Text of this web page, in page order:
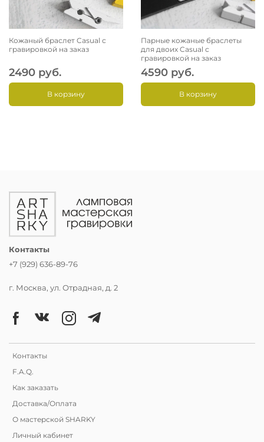
Кожаный браслет Casual с
гравировкой на заказ
2490 руб.
В корзину
Парные кожаные браслеты
для двоих Casual с
гравировкой на заказ
4590 руб.
В корзину
Контакты
F.A.Q.
Как заказать
Доставка/Оплата
О мастерской SHARKY
Личный кабинет
Контакты
+7 (929) 636-89-76
г. Москва, ул. Отрадная, д. 2